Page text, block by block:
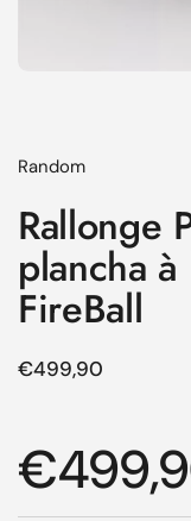
Random
Rallonge
plancha
FireBall
Prix régulier
€499,90
Prix